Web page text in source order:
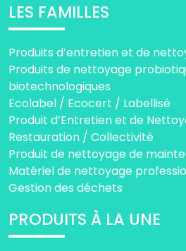
LES FAMILLES
Produits d’entretien et de
Produits de nettoyage
biotechnologiques
Ecolabel / Ecocert / Labellisé
Produit d’Entretien et de
Restauration / Collectivité
Produit de nettoyage de
Matériel de nettoyage
Gestion des déchets
PRODUITS À LA UNE